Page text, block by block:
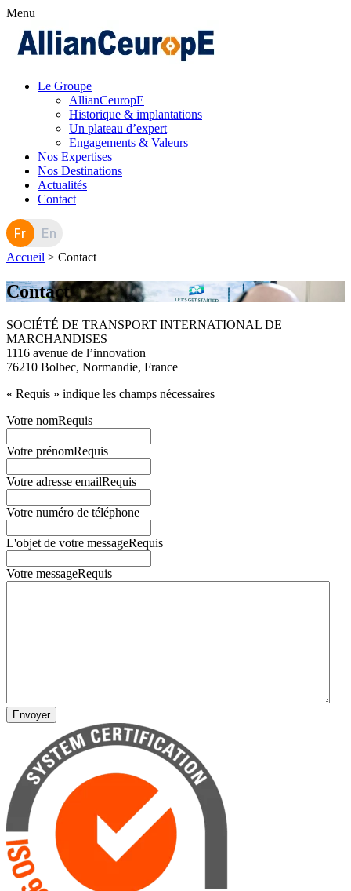
Menu
Le Groupe
AllianCeuropE
Historique & implantations
Un plateau d’expert
Engagements & Valeurs
Nos Expertises
Nos Destinations
Actualités
Contact
Fr En
Accueil > Contact
Contact
SOCIÉTÉ DE TRANSPORT INTERNATIONAL DE
MARCHANDISES
1116 avenue de l’innovation
76210 Bolbec, Normandie, France
« Requis » indique les champs nécessaires
Votre nomRequis
Votre prénomRequis
Votre adresse emailRequis
Votre numéro de téléphone
L'objet de votre messageRequis
Votre messageRequis